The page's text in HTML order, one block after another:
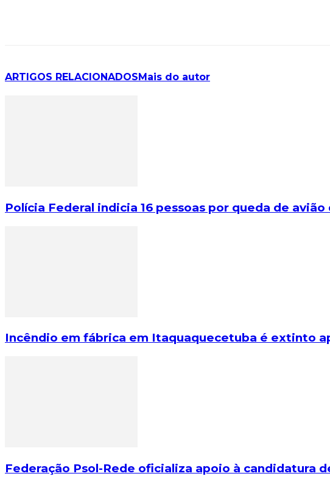
ARTIGOS RELACIONADOSMais do autor
Polícia Federal indicia 16 pessoas por queda de avião
Incêndio em fábrica em Itaquaquecetuba é extinto
Federação Psol-Rede oficializa apoio à candidatura